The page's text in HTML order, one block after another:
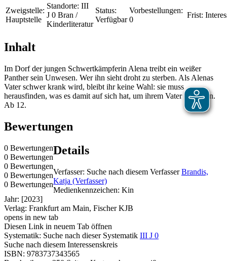
Zweigstelle:
Hauptstelle
Standorte: III
J 0 Bran /
Kinderliteratur
Status:
Verfügbar
Vorbestellungen:
0
Frist:
Inhalt
Im Dorf der jungen Schwertkämpferin Alena treibt ein weißer
Panther sein Unwesen. Wer ihn sieht droht zu sterben. Als Alenas
Vater schwer krank wird, bleibt ihr keine Wahl: sie muss
herausfinden, was es damit auf sich hat, um ihrem Vater zu helfen.
Ab 12.
Bewertungen
0 Bewertungen
0 Bewertungen
0 Bewertungen
0 Bewertungen
0 Bewertungen
Details
Verfasser: Suche nach diesem Verfasser Brandis,
Katja (Verfasser)
Medienkennzeichen: Kin
Jahr: [2023]
Verlag: Frankfurt am Main, Fischer KJB
opens in new tab
Diesen Link in neuem Tab öffnen
Systematik: Suche nach dieser Systematik III J 0
Suche nach diesem Interessenskreis
ISBN: 9783737343565